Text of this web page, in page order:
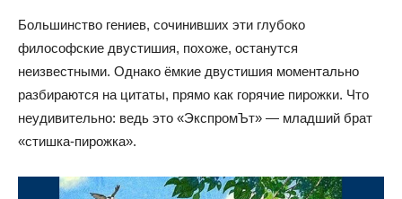
Большинство гениев, сочинивших эти глубоко
философские двустишия, похоже, останутся
неизвестными. Однако ёмкие двустишия моментально
разбираются на цитаты, прямо как горячие пирожки. Что
неудивительно: ведь это «ЭкспромЪт» — младший брат
«стишка-пирожка».